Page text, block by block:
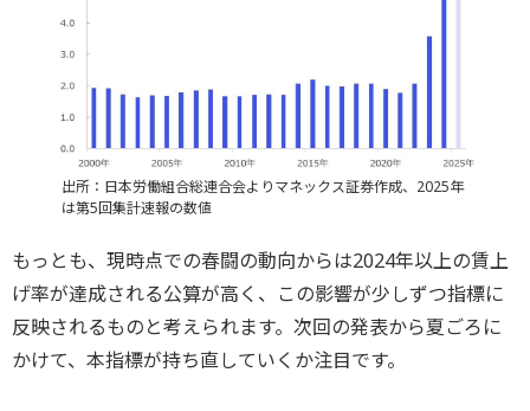
出所：日本労働組合総連合会よりマネックス証券作成、2025年
は第5回集計速報の数値
もっとも、現時点での春闘の動向からは2024年以上の賃上
げ率が達成される公算が高く、この影響が少しずつ指標に
反映されるものと考えられます。次回の発表から夏ごろに
かけて、本指標が持ち直していくか注目です。